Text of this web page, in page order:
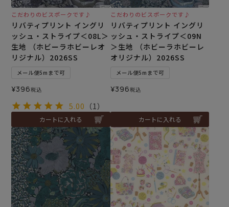
こだわりのビスポークです♪
リバティプリント イングリ
ッシュ・ストライプ＜08L＞
生地 （ホビーラホビーレオ
リジナル）2026SS
メール便5mまで可
¥396税込
5.00 （1）
カートに入れる
こだわりのビスポークです♪
リバティプリント イングリ
ッシュ・ストライプ＜09N
＞生地 （ホビーラホビーレ
オリジナル）2026SS
メール便5mまで可
¥396税込
カートに入れる